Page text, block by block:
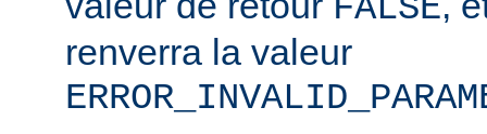
FALSE
renverra la valeur